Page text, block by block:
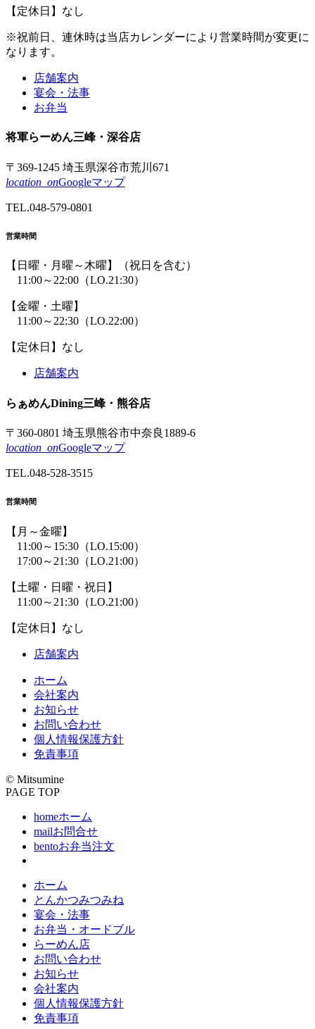
【定休日】なし
※祝前日、連休時は当店カレンダーにより 営業時間が変更に
なります。
店舗案内
宴会・法事
お弁当
将軍らーめん三峰・深谷店
〒369-1245 埼玉県深谷市荒川671
location_onGoogleマップ
TEL.048-579-0801
営業時間
【日曜・月曜～木曜】
（祝日を含む）
11:00～22:00 （LO.21:30）
【金曜・土曜】
11:00～22:30 （LO.22:00）
【定休日】なし
店舗案内
らぁめんDining三峰・熊谷店
〒360-0801 埼玉県熊谷市中奈良1889-6
location_onGoogleマップ
TEL.048-528-3515
営業時間
【月～金曜】
11:00～15:30 （LO.15:00）
17:00～21:30 （LO.21:00）
【土曜・日曜・祝日】
11:00～21:30 （LO.21:00）
【定休日】なし
店舗案内
ホーム
会社案内
お知らせ
お問い合わせ
個人情報保護方針
免責事項
© Mitsumine
PAGE TOP
homeホーム
mailお問合せ
bentoお弁当注文
ホーム
とんかつみつみね
宴会・法事
お弁当・オードブル
らーめん店
お問い合わせ
お知らせ
会社案内
個人情報保護方針
免責事項